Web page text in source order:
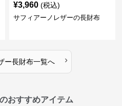
¥3,960 (税込)
サフィアーノレザーの長財布
ー長財布一覧へ ›
おすすめアイテム